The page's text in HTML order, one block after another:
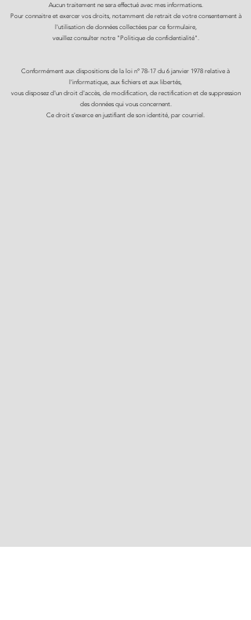
Aucun traitement ne sera effectué avec mes informations.
Pour connaitre et exercer vos droits, notamment de retrait de votre consentement à
l'utilisation de données collectées par ce formulaire,
veuillez consulter notre "Politique de confidentialité".
Conformément aux dispositions de la loi n° 78-17 du 6 janvier 1978 relative à
l'informatique, aux fichiers et aux libertés,
vous disposez d'un droit d'accès, de modification, de rectification et de suppression
des données qui vous concernent.
Ce droit s'exerce en justifiant de son identité, par courriel.